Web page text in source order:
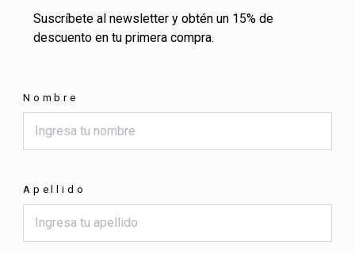
Suscríbete al newsletter y obtén un 15% de
descuento en tu primera compra.
Nombre
Apellido